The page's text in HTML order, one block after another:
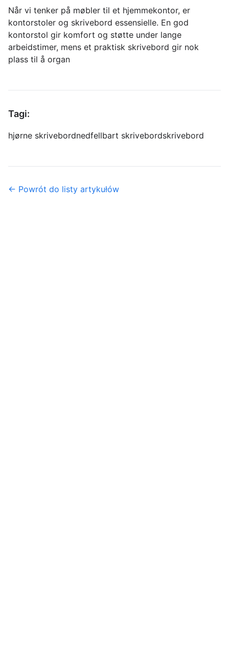
Når vi tenker på møbler til et hjemmekontor, er
kontorstoler og skrivebord essensielle. En god
kontorstol gir komfort og støtte under lange
arbeidstimer, mens et praktisk skrivebord gir nok
plass til å organ
Tagi:
hjørne skrivebordnedfellbart skrivebordskrivebord
← Powrót do listy artykułów